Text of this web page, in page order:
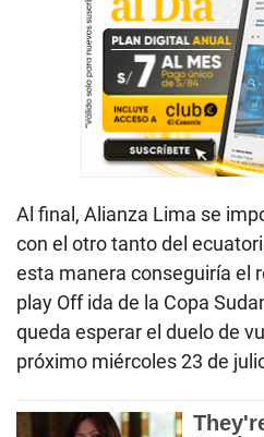
Al final, Alianza Lima se
con el otro tanto del
esta manera conseguiría el
play Off ida de la Copa
queda esperar el duelo de
próximo miércoles 23 de